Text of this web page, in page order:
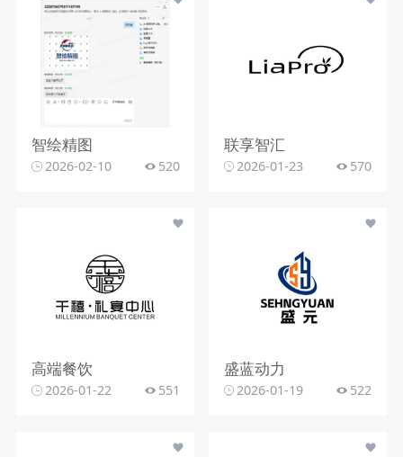
智绘精图
2026-02-10 520
联享智汇
2026-01-23 570
高端餐饮
2026-01-22 551
盛蓝动力
2026-01-19 522